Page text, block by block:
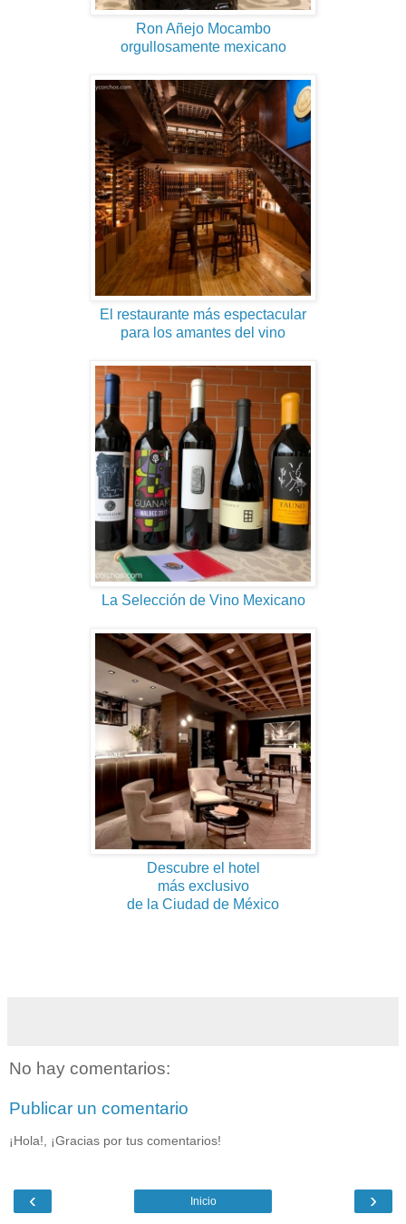
Ron Añejo Mocambo
orgullosamente mexicano
El restaurante más espectacular
para los amantes del vino
La Selección de Vino Mexicano
Descubre el hotel
más exclusivo
de la Ciudad de México
No hay comentarios:
Publicar un comentario
¡Hola!, ¡Gracias por tus comentarios!
‹ ›
Inicio